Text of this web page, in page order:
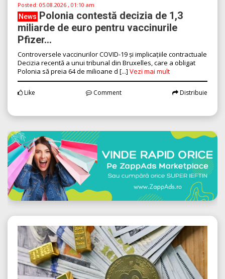
Posted: 05.08.2026 , 01:10 am
News Polonia contestă decizia de 1,3
miliarde de euro pentru vaccinurile
Pfizer...
Controversele vaccinurilor COVID-19 și implicațiile contractuale
Decizia recentă a unui tribunal din Bruxelles, care a obligat
Polonia să preia 64 de milioane d [...] Vezi mai mult
Like Comment Distribuie